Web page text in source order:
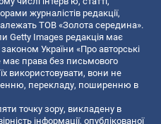
журналістів редакції,
ТОВ «Золота середина».
Getty Images редакція має
України «Про авторські
має права без письмового
використовувати, вони не
перекладу, поширенню в
точку зору, викладену в
інформації, опублікованої